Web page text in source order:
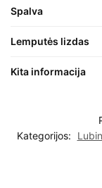
Spalva
Lemputės lizdas
Kita informacija
Kategorijos: